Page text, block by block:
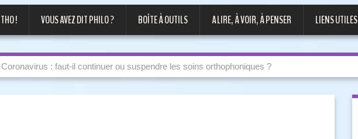
! VOUS AVEZ DIT PHILO ? BOÎTE À OUTILS A LIRE, À VOIR, À PENSER LIENS UTILES
Coronavirus : faut-il continuer ou suspendre les soins orthophoniques ?